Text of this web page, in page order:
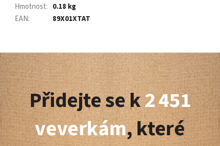
Hmotnost: 0.18 kg
EAN: 89X01XTAT
Z
á
p
a
t
Přidejte se k2 451
veverkám, které